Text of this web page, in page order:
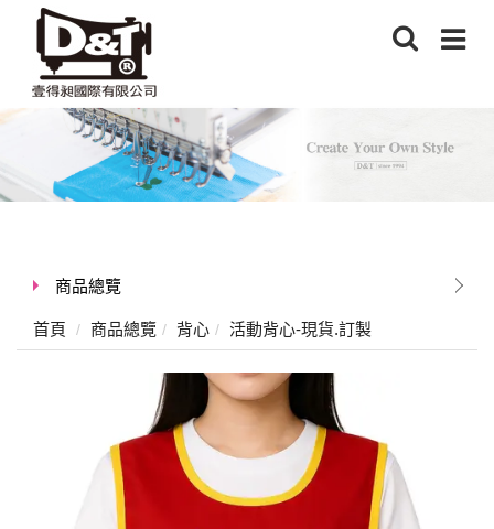
商品總覽
首頁 商品總覽 背心 活動背心-現貨.訂製